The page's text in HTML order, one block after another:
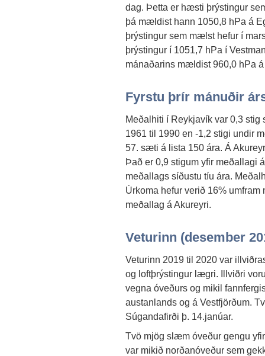
dag. Þetta er hæsti þrýstingur
þá mældist hann 1050,8 hPa á
þrýstingur sem mælst hefur í
þrýstingur í 1051,7 hPa í
mánaðarins mældist 960,0 hPa
Fyrstu þrír mánuðir
Meðalhiti í Reykjavík var 0,3
1961 til 1990 en -1,2 stigi undir
57. sæti á lista 150 ára. Á
Það er 0,9 stigum yfir meðallagi
meðallags síðustu tíu ára.
Úrkoma hefur verið 16%
meðallag á Akureyri.
Veturinn (desember
Veturinn 2019 til 2020 var
og loftþrýstingur lægri. Illviðri
vegna óveðurs og mikil
austanlands og á Vestfjörðum.
Súgandafirði þ. 14.janúar.
Tvö mjög slæm óveður gengu
var mikið norðanóveður sem